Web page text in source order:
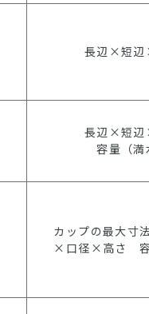
長辺×短
長辺×短
容量（満
カップの最大寸
×口径×高さ 容